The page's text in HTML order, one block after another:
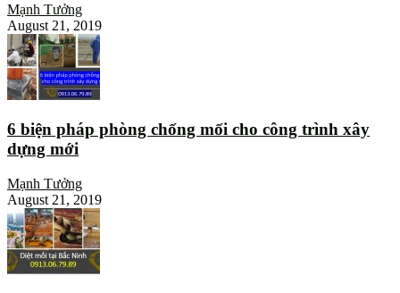
Mạnh Tưởng
August 21, 2019
6 biện pháp phòng chống mối cho công trình xây
dựng mới
Mạnh Tưởng
August 21, 2019